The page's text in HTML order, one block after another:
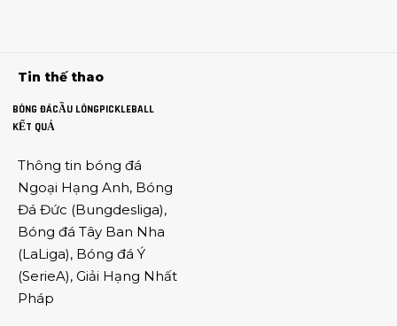
Tin thế thao
BÓNG ĐÁCẦU LÔNGPICKLEBALL
KẾT QUẢ
Thông tin bóng đá
Ngoại Hạng Anh, Bóng
Đá Đức (Bungdesliga),
Bóng đá Tây Ban Nha
(LaLiga), Bóng đá Ý
(SerieA), Giải Hạng Nhất
Pháp